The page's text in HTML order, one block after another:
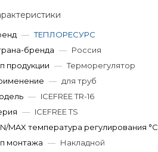
— ТЕПЛОРЕСУРС
бренда — Россия
продукции — Терморегулятор
— для труб
— ICEFREE TR-16
— ICEFREE TS
MAX температура регулирования °С
монтажа — Накладной